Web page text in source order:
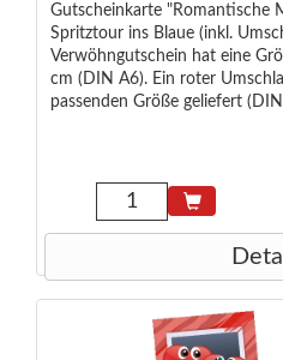
Gutscheinkarte "Romantische
Spritztour ins Blaue (inkl.
Verwöhngutschein hat eine
cm (DIN A6). Ein roter
passenden Größe geliefert